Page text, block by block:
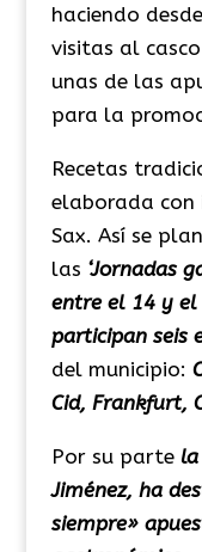
haciendo
visitas al
unas de las
para la
Recetas
elaborada con
Sax. Así se
las ‘Jornadas
entre el 14 y
participan seis
del municipio:
Cid, Frankfurt,
Por su parte la
Jiménez, ha
siempre»